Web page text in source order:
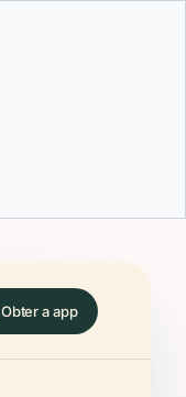
Obter a app